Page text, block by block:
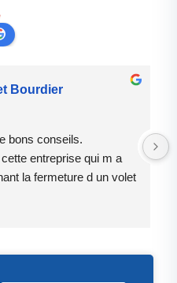
Bourdier
bons conseils.
entreprise qui m a
la fermeture d un volet